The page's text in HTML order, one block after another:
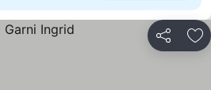
Partilhar